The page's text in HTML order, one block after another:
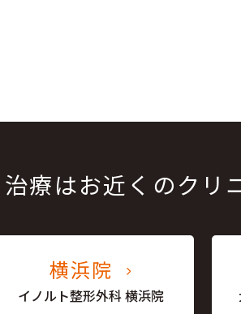
療はお近くのクリ
横浜院
イノルト整形外科 横浜院